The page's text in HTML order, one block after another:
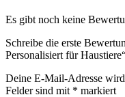
Es gibt noch keine
Schreibe die erste
Personalisiert für
Deine E-Mail-Adresse
Felder sind mit * markiert